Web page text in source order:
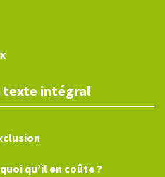
texte intégral
qu’il en coûte ?